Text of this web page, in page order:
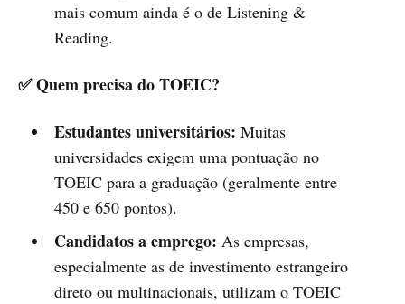
mais comum ainda é o de Listening &
Reading.
✅ Quem precisa do TOEIC?
Estudantes universitários: Muitas
universidades exigem uma pontuação no
TOEIC para a graduação (geralmente entre
450 e 650 pontos).
Candidatos a emprego: As empresas,
especialmente as de investimento estrangeiro
direto ou multinacionais, utilizam o TOEIC